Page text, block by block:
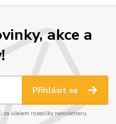
akce a
Přihlásit se
za účelem rozesílky newsletteru.